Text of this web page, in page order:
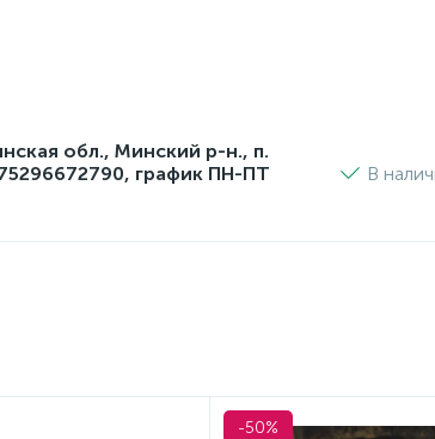
обл., Минский р-н., п.
график ПН-ПТ
В
-50%